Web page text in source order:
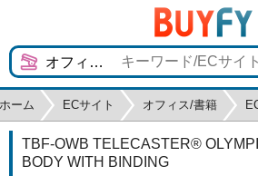
ホーム ECサイト オフィス/書籍
TBF-OWB TELECASTER®
BODY WITH BINDING